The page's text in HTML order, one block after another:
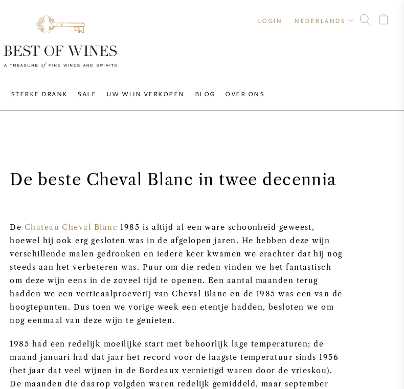
STERKE DRANK SALE UW WIJN VERKOPEN BLOG OVER ONS
LOGIN NEDERLANDS
De beste Cheval Blanc in twee decennia
De Chateau Cheval Blanc 1985 is altijd al een ware schoonheid geweest,
hoewel hij ook erg gesloten was in de afgelopen jaren. He hebben deze wijn
verschillende malen gedronken en iedere keer kwamen we erachter dat hij nog
steeds aan het verbeteren was. Puur om die reden vinden we het fantastisch
om deze wijn eens in de zoveel tijd te openen. Een aantal maanden terug
hadden we een verticaalproeverij van Cheval Blanc en de 1985 was een van de
hoogtepunten. Dus toen we vorige week een etentje hadden, besloten we om
nog eenmaal van deze wijn te genieten.
1985 had een redelijk moeilijke start met behoorlijk lage temperaturen; de
maand januari had dat jaar het record voor de laagste temperatuur sinds 1956
(het jaar dat veel wijnen in de Bordeaux vernietigd waren door de vrieskou).
De maanden die daarop volgden waren redelijk gemiddeld, maar september